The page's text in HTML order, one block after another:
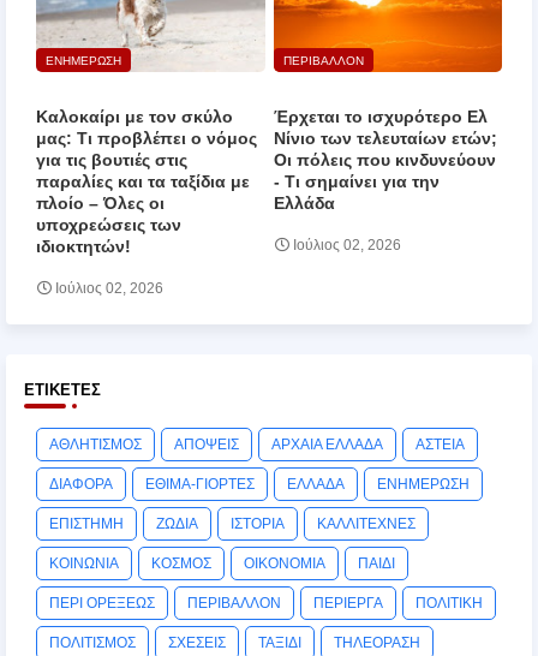
ΕΝΗΜΕΡΩΣΗ
Καλοκαίρι με τον σκύλο
μας: Τι προβλέπει ο νόμος
για τις βουτιές στις
παραλίες και τα ταξίδια με
πλοίο – Όλες οι
υποχρεώσεις των
ιδιοκτητών!
Ιούλιος 02, 2026
ΠΕΡΙΒΑΛΛΟΝ
Έρχεται το ισχυρότερο Ελ
Νίνιο των τελευταίων ετών;
Οι πόλεις που κινδυνεύουν
‑ Τι σημαίνει για την
Ελλάδα
Ιούλιος 02, 2026
ΕΤΙΚΈΤΕΣ
ΑΘΛΗΤΙΣΜΟΣ ΑΠΟΨΕΙΣ ΑΡΧΑΙΑ ΕΛΛΑΔΑ ΑΣΤΕΙΑ
ΔΙΑΦΟΡΑ ΕΘΙΜΑ-ΓΙΟΡΤΕΣ ΕΛΛΑΔΑ ΕΝΗΜΕΡΩΣΗ
ΕΠΙΣΤΗΜΗ ΖΩΔΙΑ ΙΣΤΟΡΙΑ ΚΑΛΛΙΤΕΧΝΕΣ
ΚΟΙΝΩΝΙΑ ΚΟΣΜΟΣ ΟΙΚΟΝΟΜΙΑ ΠΑΙΔΙ
ΠΕΡΙ ΟΡΕΞΕΩΣ ΠΕΡΙΒΑΛΛΟΝ ΠΕΡΙΕΡΓΑ ΠΟΛΙΤΙΚΗ
ΠΟΛΙΤΙΣΜΟΣ ΣΧΕΣΕΙΣ ΤΑΞΙΔΙ ΤΗΛΕΟΡΑΣΗ